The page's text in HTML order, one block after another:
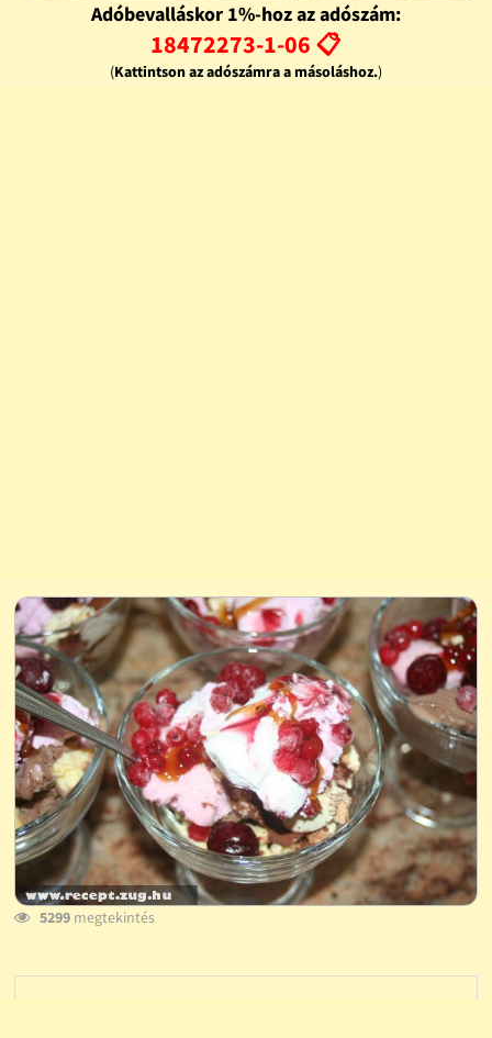
Adóbevalláskor 1%-hoz az adószám:
18472273-1-06 📋
(Kattintson az adószámra a másoláshoz.)
5299megtekintés